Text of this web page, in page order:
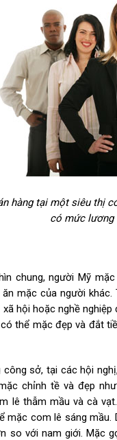
hàng tại một siêu thị
có mức lương
chung, người Mỹ
mặc của người
hội hoặc nghề
thể mặc đẹp và đắt
công sở, tại các hội
chỉnh tề và đẹp
lê thẫm mầu và cà
mặc com lê sáng mầu.
so với nam giới. Mặc